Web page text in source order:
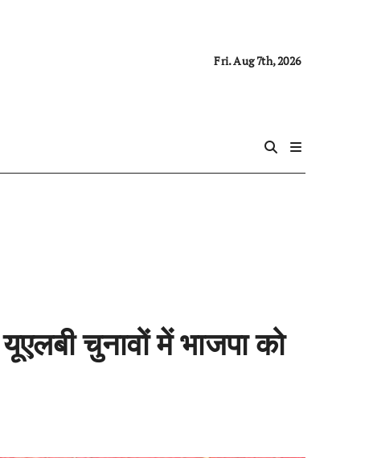
Fri. Aug 7th, 2026
चुनावों में भाजपा को